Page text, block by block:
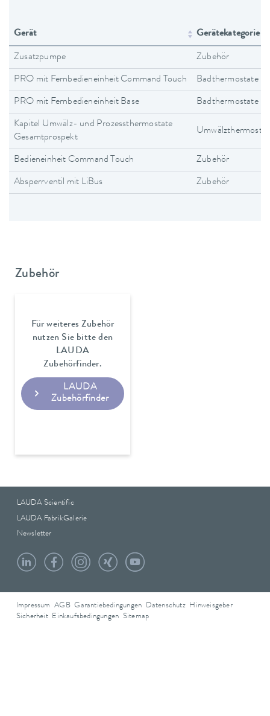
Gerät Gerätekategorie
Zusatzpumpe Zubehör
PRO mit Fernbedieneinheit Command Touch Badthermostate
PRO mit Fernbedieneinheit Base Badthermostate
Kapitel Umwälz- und Prozessthermostate
Gesamtprospekt
Bedieneinheit Command Touch Zubehör
Absperrventil mit LiBus Zubehör
Zubehör
Für weiteres Zubehör
nutzen Sie bitte den
LAUDA
Zubehörfinder.
LAUDA
Zubehörfinder
LAUDA Scientific
LAUDA FabrikGalerie
Newsletter
Impressum AGB Garantiebedingungen Datenschutz Hinweisgeber
Sicherheit Einkaufsbedingungen Sitemap